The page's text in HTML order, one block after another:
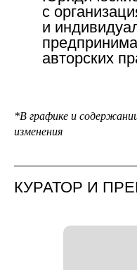
с
и
авторских
*В графике и
изменения
КУРАТОР И